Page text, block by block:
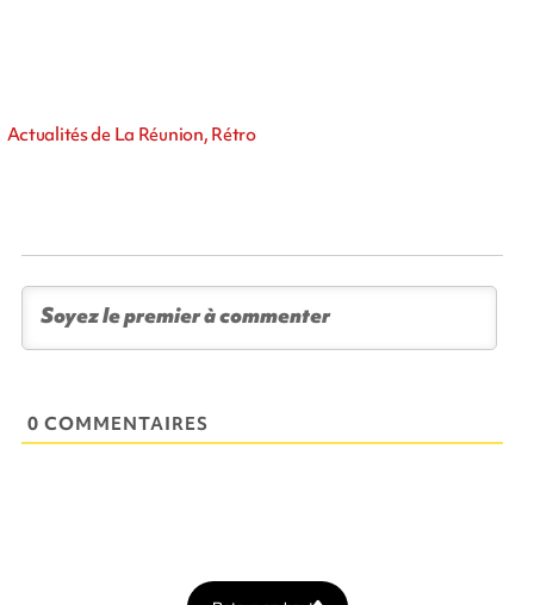
Actualités de La Réunion, Rétro
0 COMMENTAIRES